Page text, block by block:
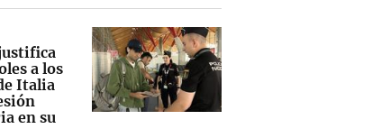
a los
Italia
en su